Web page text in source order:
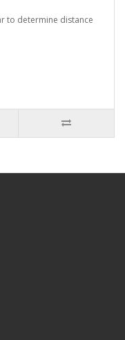
to determine distance